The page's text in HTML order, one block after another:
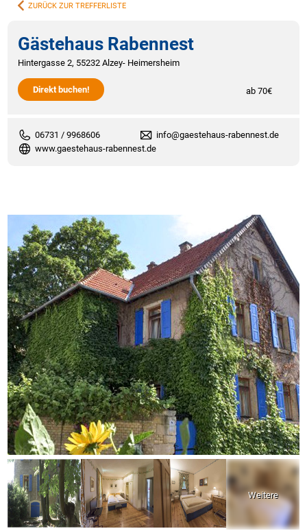
ZURÜCK ZUR TREFFERLISTE
Gästehaus Rabennest
Hintergasse 2, 55232 Alzey- Heimersheim
Direkt buchen! ab 70€
06731 / 9968606
info@gaestehaus-rabennest.de
www.gaestehaus-rabennest.de